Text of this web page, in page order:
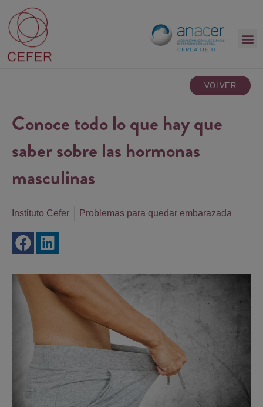
VOLVER
Conoce todo lo que hay que
saber sobre las hormonas
masculinas
Instituto Cefer Problemas para quedar embarazada